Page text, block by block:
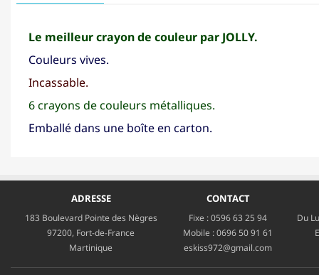
Le meilleur crayon de couleur par JOLLY.
Couleurs vives.
Incassable.
6 crayons de couleurs métalliques.
Emballé dans une boîte en carton.
ADRESSE
183 Boulevard Pointe des Nègres
97200, Fort-de-France
Martinique
CONTACT
Fixe :0596 63 25 94
Mobile :0696 50 91 61
eskiss972@gmail.com
Du